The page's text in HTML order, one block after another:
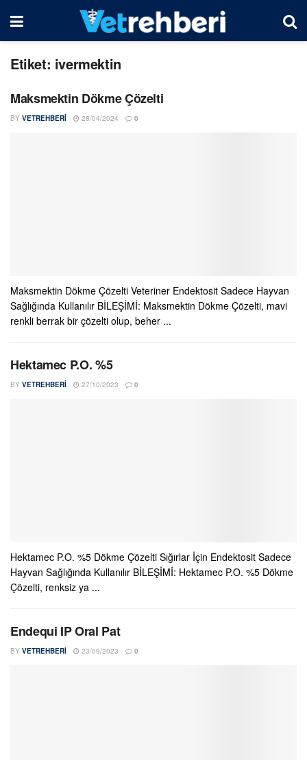
Etiket: ivermektin
Maksmektin Dökme Çözelti
BY VETREHBERI 28/04/2024 0
Maksmektin Dökme Çözelti Veteriner Endektosit Sadece Hayvan
Sağlığında Kullanılır BİLEŞİMİ: Maksmektin Dökme Çözelti, mavi
renkli berrak bir çözelti olup, beher ...
Hektamec P.O. %5
BY VETREHBERI 27/10/2023 0
Hektamec P.O. %5 Dökme Çözelti Sığırlar İçin Endektosit Sadece
Hayvan Sağlığında Kullanılır BİLEŞİMİ: Hektamec P.O. %5 Dökme
Çözelti, renksiz ya ...
Endequi IP Oral Pat
BY VETREHBERI 23/09/2023 0